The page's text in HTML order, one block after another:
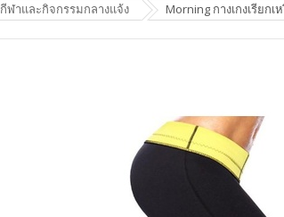
กีฬาและกิจกรรมกลางแจ้ง Morning กางเกงเรียก